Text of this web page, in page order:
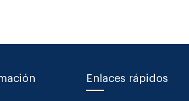
Enlaces rápidos